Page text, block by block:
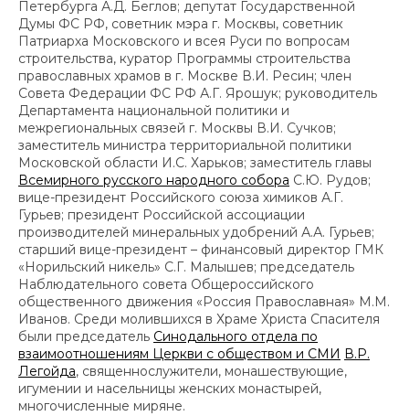
Петербурга А.Д. Беглов; депутат Государственной
Думы ФС РФ, советник мэра г. Москвы, советник
Патриарха Московского и всея Руси по вопросам
строительства, куратор Программы строительства
православных храмов в г. Москве В.И. Ресин; член
Совета Федерации ФС РФ А.Г. Ярошук; руководитель
Департамента национальной политики и
межрегиональных связей г. Москвы В.И. Сучков;
заместитель министра территориальной политики
Московской области И.С. Харьков; заместитель главы
Всемирного русского народного собора С.Ю. Рудов;
вице-президент Российского союза химиков А.Г.
Гурьев; президент Российской ассоциации
производителей минеральных удобрений А.А. Гурьев;
старший вице-президент – финансовый директор ГМК
«Норильский никель» С.Г. Малышев; председатель
Наблюдательного совета Общероссийского
общественного движения «Россия Православная» М.М.
Иванов. Среди молившихся в Храме Христа Спасителя
были председатель Синодального отдела по
взаимоотношениям Церкви с обществом и СМИ В.Р.
Легойда, священнослужители, монашествующие,
игумении и насельницы женских монастырей,
многочисленные миряне.